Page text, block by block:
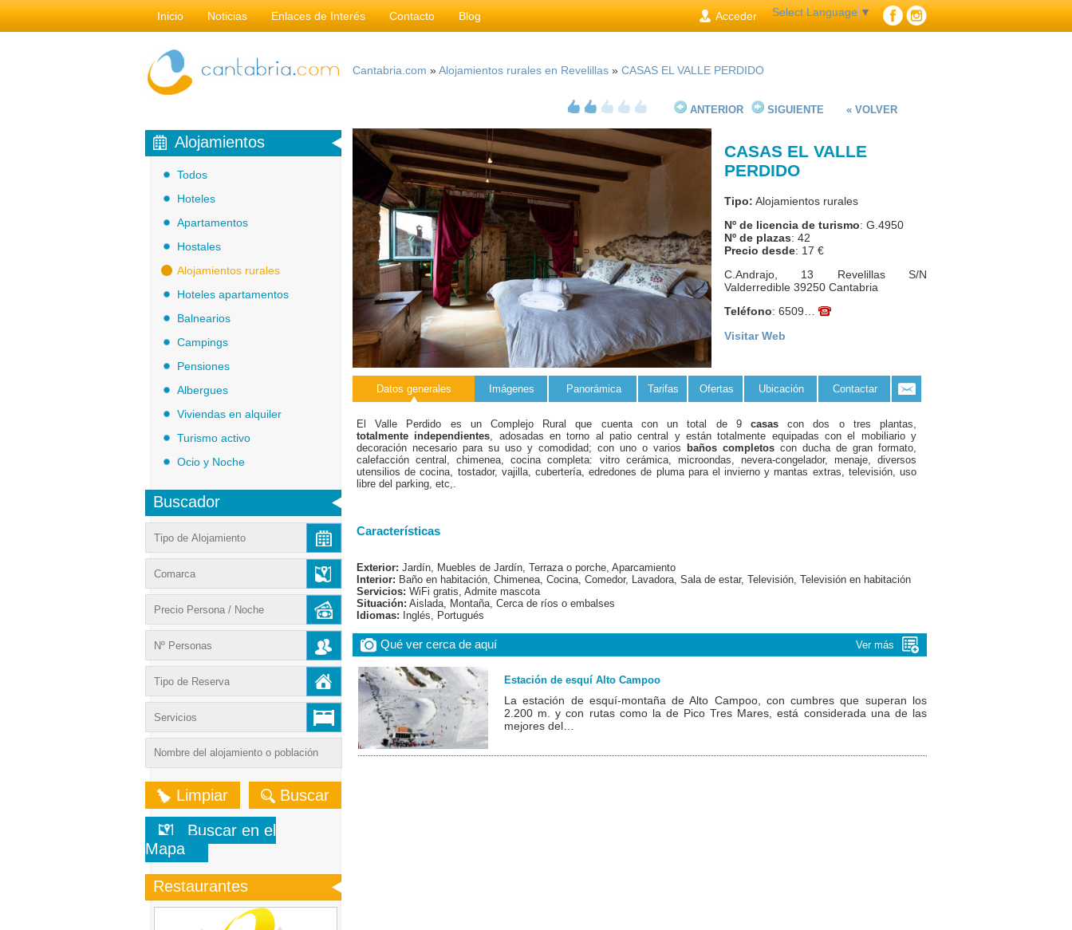
Inicio Noticias Enlaces de Interés Contacto Blog Acceder Select Language▼
Alojamientos
Todos
Hoteles
Apartamentos
Hostales
Alojamientos rurales
Hoteles apartamentos
Balnearios
Campings
Pensiones
Albergues
Viviendas en alquiler
Turismo activo
Ocio y Noche
Buscador
Limpiar
Buscar
Buscar en el
Mapa
Restaurantes
Cantabria.com »Alojamientos rurales en Revelillas » CASAS EL VALLE PERDIDO
ANTERIOR SIGUIENTE « VOLVER
CASAS EL VALLE
PERDIDO
Tipo: Alojamientos rurales
Nº de licencia de turismo: G.4950
Nº de plazas: 42
Precio desde: 17 €
C.Andrajo, 13 Revelillas S/N
Valderredible 39250 Cantabria
Teléfono: 6509…
Visitar Web
Datos generales Imágenes Panorámica Tarifas Ofertas Ubicación Contactar
El Valle Perdido es un Complejo Rural que cuenta con un total de 9 casascon dos o tres plantas,
totalmente independientes, adosadas en torno al patio central y están totalmente equipadas con el mobiliario y
decoración necesario para su uso y comodidad; con uno o varios
baños completos con ducha de gran formato,
calefacción central, chimenea, cocina completa: vitro cerámica, microondas, nevera-congelador, menaje, diversos
utensilios de cocina, tostador, vajilla, cubertería, edredones de pluma para el invierno y mantas extras, televisión, uso
libre del parking, etc,.
Características
Exterior: Jardín, Muebles de Jardín, Terraza o porche, Aparcamiento
Interior: Baño en habitación, Chimenea, Cocina, Comedor, Lavadora, Sala de estar, Televisión, Televisión en habitación
Servicios: WiFi gratis, Admite mascota
Situación: Aislada, Montaña, Cerca de ríos o embalses
Idiomas: Inglés, Portugués
Ver más
Qué ver cerca de aquí
Estación de esquí Alto Campoo
La estación de esquí-montaña de Alto Campoo, con cumbres que superan los
2.200 m. y con rutas como la de Pico Tres Mares, está considerada una de las
mejores del…